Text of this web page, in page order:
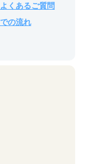
くあるご質問
の流れ